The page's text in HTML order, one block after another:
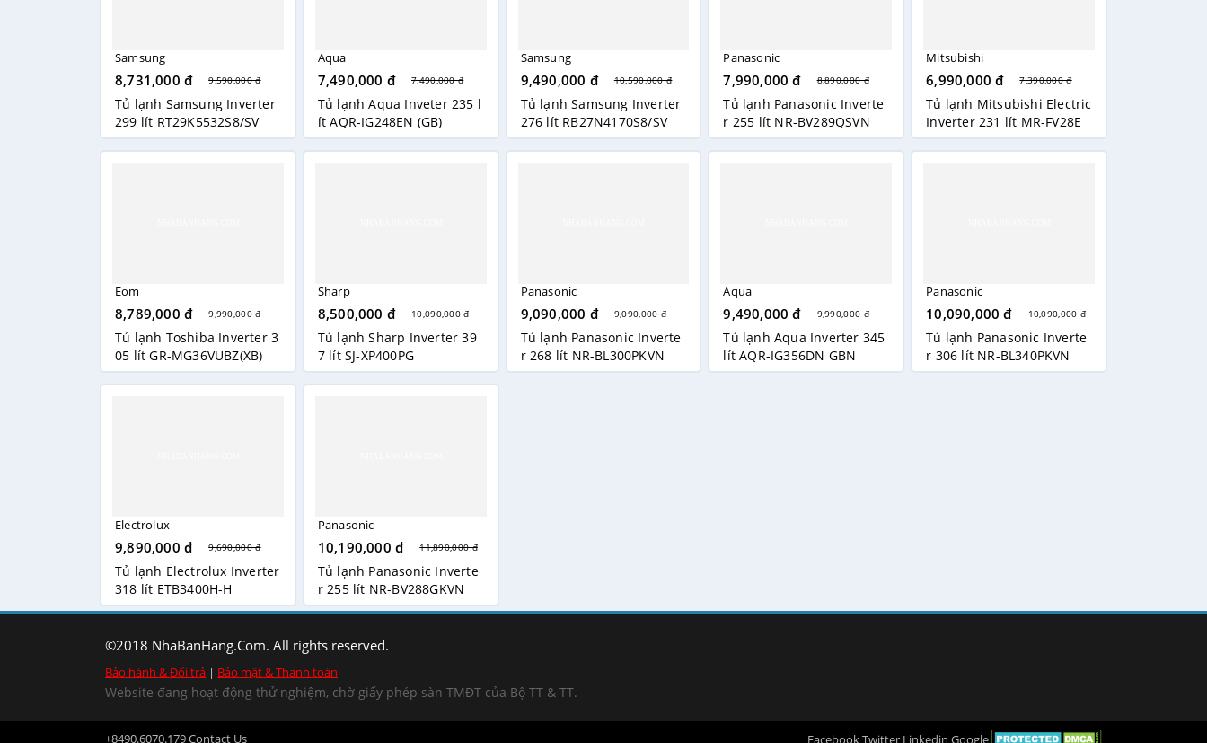
Samsung
8,731,000 đ 9,590,000 đ
Tủ lạnh Samsung Inverter
299 lít RT29K5532S8/SV
Aqua
7,490,000 đ 7,490,000 đ
Tủ lạnh Aqua Inveter 235 l
ít AQR-IG248EN (GB)
Samsung
9,490,000 đ 10,590,000 đ
Tủ lạnh Samsung Inverter
276 lít RB27N4170S8/SV
Panasonic
7,990,000 đ 8,890,000 đ
Tủ lạnh Panasonic Inverte
r 255 lít NR-BV289QSVN
Mitsubishi
6,990,000 đ 7,390,000 đ
Tủ lạnh Mitsubishi Electric
Inverter 231 lít MR-FV28E
M-BR-V
Eom
8,789,000 đ 9,990,000 đ
Tủ lạnh Toshiba Inverter 3
05 lít GR-MG36VUBZ(XB)
Sharp
8,500,000 đ 10,090,000 đ
Tủ lạnh Sharp Inverter 39
7 lít SJ-XP400PG
Panasonic
9,090,000 đ 9,090,000 đ
Tủ lạnh Panasonic Inverte
r 268 lít NR-BL300PKVN
Aqua
9,490,000 đ 9,990,000 đ
Tủ lạnh Aqua Inverter 345
lít AQR-IG356DN GBN
Panasonic
10,090,000 đ 10,090,000 đ
Tủ lạnh Panasonic Inverte
r 306 lít NR-BL340PKVN
Electrolux
9,890,000 đ 9,690,000 đ
Tủ lạnh Electrolux Inverter
318 lít ETB3400H-H
Panasonic
10,190,000 đ 11,890,000 đ
Tủ lạnh Panasonic Inverte
r 255 lít NR-BV288GKVN
©2018 NhaBanHang.Com. All rights reserved.
Bảo hành & Đổi trả | Bảo mật & Thanh toán
Website đang hoạt động thử nghiệm, chờ giấy phép sàn TMĐT của Bộ TT & TT.
+8490.6070.179Contact Us Facebook Twitter Linkedin Google